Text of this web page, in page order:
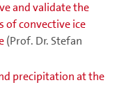
and validate the
of convective ice
(Prof. Dr. Stefan
precipitation at the